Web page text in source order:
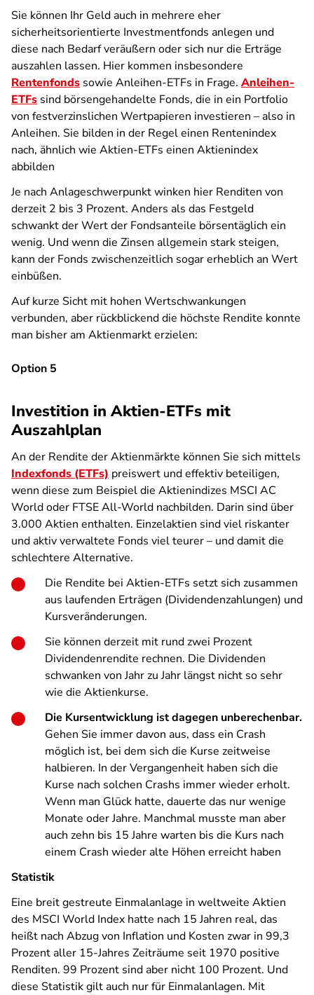
Sie können Ihr Geld auch in mehrere eher
sicherheitsorientierte Investmentfonds anlegen und
diese nach Bedarf veräußern oder sich nur die Erträge
auszahlen lassen. Hier kommen insbesondere
Rentenfonds sowie Anleihen-ETFs in Frage. Anleihen-
ETFs sind börsengehandelte Fonds, die in ein Portfolio
von festverzinslichen Wertpapieren investieren – also in
Anleihen. Sie bilden in der Regel einen Rentenindex
nach, ähnlich wie Aktien-ETFs einen Aktienindex
abbilden
Je nach Anlageschwerpunkt winken hier Renditen von
derzeit 2 bis 3 Prozent. Anders als das Festgeld
schwankt der Wert der Fondsanteile börsentäglich ein
wenig. Und wenn die Zinsen allgemein stark steigen,
kann der Fonds zwischenzeitlich sogar erheblich an Wert
einbüßen.
Auf kurze Sicht mit hohen Wertschwankungen
verbunden, aber rückblickend die höchste Rendite konnte
man bisher am Aktienmarkt erzielen:
Option 5
Investition in Aktien-ETFs mit
Auszahlplan
An der Rendite der Aktienmärkte können Sie sich mittels
Indexfonds (ETFs) preiswert und effektiv beteiligen,
wenn diese zum Beispiel die Aktienindizes MSCI AC
World oder FTSE All-World nachbilden. Darin sind über
3.000 Aktien enthalten. Einzelaktien sind viel riskanter
und aktiv verwaltete Fonds viel teurer – und damit die
schlechtere Alternative.
Die Rendite bei Aktien-ETFs setzt sich zusammen
aus laufenden Erträgen (Dividendenzahlungen) und
Kursveränderungen.
Sie können derzeit mit rund zwei Prozent
Dividendenrendite rechnen. Die Dividenden
schwanken von Jahr zu Jahr längst nicht so sehr
wie die Aktienkurse.
Die Kursentwicklung ist dagegen unberechenbar.
Gehen Sie immer davon aus, dass ein Crash
möglich ist, bei dem sich die Kurse zeitweise
halbieren. In der Vergangenheit haben sich die
Kurse nach solchen Crashs immer wieder erholt.
Wenn man Glück hatte, dauerte das nur wenige
Monate oder Jahre. Manchmal musste man aber
auch zehn bis 15 Jahre warten bis die Kurs nach
einem Crash wieder alte Höhen erreicht haben
Statistik
Eine breit gestreute Einmalanlage in weltweite Aktien
des MSCI World Index hatte nach 15 Jahren real, das
heißt nach Abzug von Inflation und Kosten zwar in 99,3
Prozent aller 15-Jahres Zeiträume seit 1970 positive
Renditen. 99 Prozent sind aber nicht 100 Prozent. Und
diese Statistik gilt auch nur für Einmalanlagen. Mit